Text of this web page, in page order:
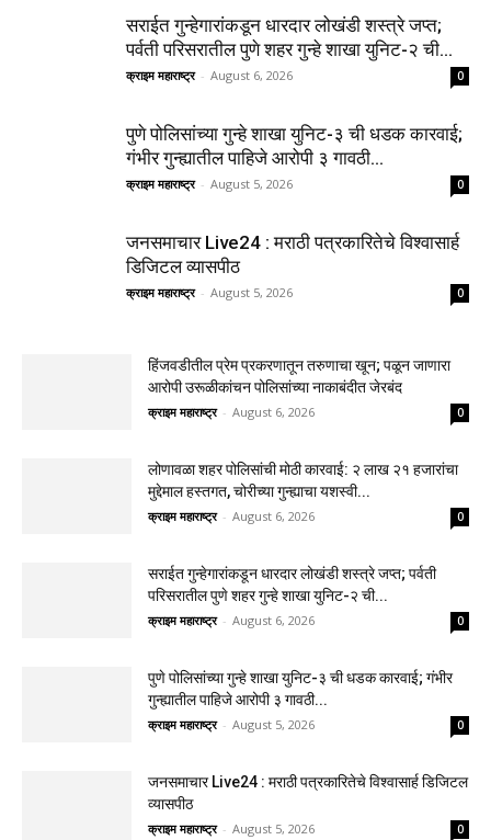
सराईत गुन्हेगारांकडून धारदार लोखंडी शस्त्रे जप्त;
पर्वती परिसरातील पुणे शहर गुन्हे शाखा युनिट-२ ची...
क्राइम महाराष्ट्र - August 6, 2026 0
पुणे पोलिसांच्या गुन्हे शाखा युनिट-३ ची धडक कारवाई;
गंभीर गुन्ह्यातील पाहिजे आरोपी ३ गावठी...
क्राइम महाराष्ट्र - August 5, 2026 0
जनसमाचार Live24 : मराठी पत्रकारितेचे विश्वासार्ह
डिजिटल व्यासपीठ
क्राइम महाराष्ट्र - August 5, 2026 0
हिंजवडीतील प्रेम प्रकरणातून तरुणाचा खून; पळून जाणारा
आरोपी उरूळीकांचन पोलिसांच्या नाकाबंदीत जेरबंद
क्राइम महाराष्ट्र - August 6, 2026 0
लोणावळा शहर पोलिसांची मोठी कारवाई: २ लाख २१ हजारांचा
मुद्देमाल हस्तगत, चोरीच्या गुन्ह्याचा यशस्वी...
क्राइम महाराष्ट्र - August 6, 2026 0
सराईत गुन्हेगारांकडून धारदार लोखंडी शस्त्रे जप्त; पर्वती
परिसरातील पुणे शहर गुन्हे शाखा युनिट-२ ची...
क्राइम महाराष्ट्र - August 6, 2026 0
पुणे पोलिसांच्या गुन्हे शाखा युनिट-३ ची धडक कारवाई; गंभीर
गुन्ह्यातील पाहिजे आरोपी ३ गावठी...
क्राइम महाराष्ट्र - August 5, 2026 0
जनसमाचार Live24 : मराठी पत्रकारितेचे विश्वासार्ह डिजिटल
व्यासपीठ
क्राइम महाराष्ट्र - August 5, 2026 0